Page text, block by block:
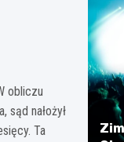
obliczu
sąd nałożył
Ta